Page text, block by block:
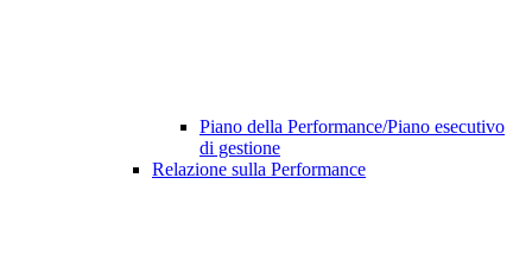
Piano della Performance/Piano esecutivo
di gestione
Relazione sulla Performance